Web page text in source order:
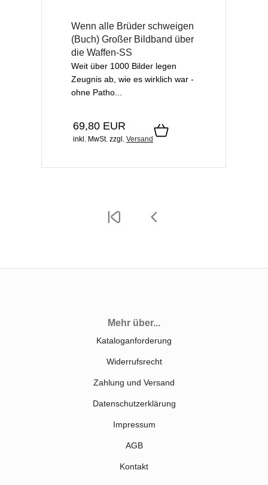
Wenn alle Brüder schweigen
(Buch) Großer Bildband über
die Waffen-SS
Weit über 1000 Bilder legen
Zeugnis ab, wie es wirklich war -
ohne Patho...
69,80 EUR
inkl. MwSt. zzgl. Versand
Mehr über...
Kataloganforderung
Widerrufsrecht
Zahlung und Versand
Datenschutzerklärung
Impressum
AGB
Kontakt